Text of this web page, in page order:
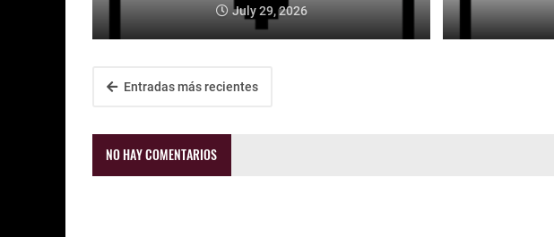
July 29, 2026
Entradas más recientes
NO HAY COMENTARIOS